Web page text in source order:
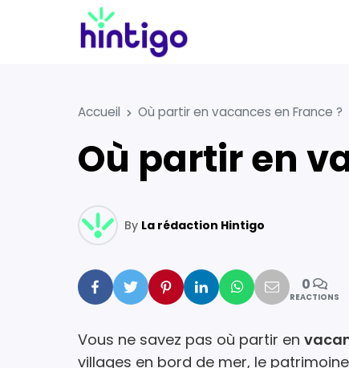
Accueil Où partir en vacances en France ?
Où partir en
By La rédaction Hintigo
Facebook
Twitter PinterestLinkedinWhatsapp
Mail0
REACTIONS
Vous ne savez pas où partir en
villages en bord de mer, le